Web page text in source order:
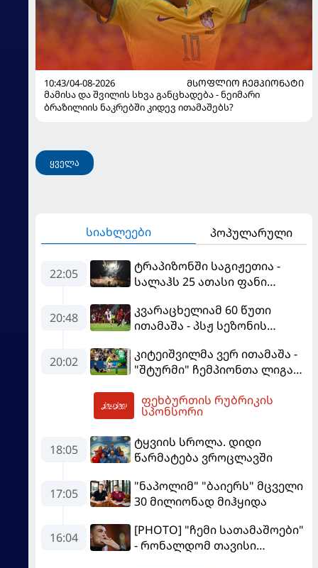
10:43/04-08-2026
ᲛᲡᲝᲤᲚᲘᲝ ᲩᲔᲛᲞᲘᲝᲜᲐᲢᲘ
მამისა და შვილის სხვა განცხადება - ნეიმარი
ბრაზილიის ნაკრებში კიდევ ითამაშებს?
ყველა
სიახლეები პოპულარული
22:05
ტრაპიზონში საგიჟეთია -
სალაჰს 25 ათასი ფანი
20:48
კვარაცხელიამ 60 წუთი
ითამაშა - პსჟ სეზონის
"მალიორკასთან"
დამარცხდა
20:02
კიტეიშვილმა ვერ ითამაშა -
"შტურმი" ჩემპიონთა ლიგაზე
დამარცხდა
ფეხბურთის რუბრიკის
სპონსორი
18:05
ტყვიის სროლა. დიდი
წარმატება ვროცლავში
17:05
"ნაპოლიმ" "ბაიერს" მცველი
30 მილიონად მიჰყიდა
16:04
[PHOTO] "ჩემი სათამაშოები"
- რონალდომ თავისი